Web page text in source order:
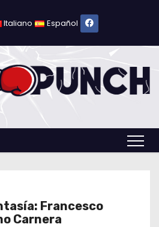
Italiano Español
Francesco
Carnera